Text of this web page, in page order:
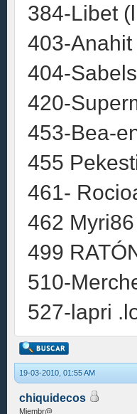
384-Libet
403-
404-
420-
453-Bea-
455
461-
462
499
510-
527-lapri
19-03-2010, 01:55 AM
chiquidecos
Miembr@